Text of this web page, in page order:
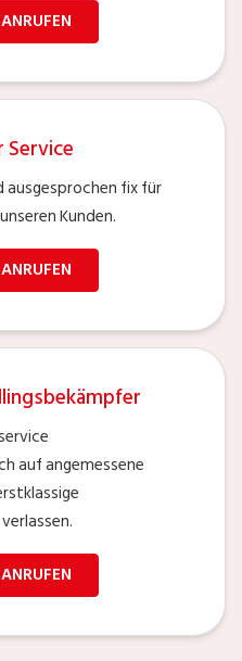
Service
ausgesprochen fix für
Kunden.
auf angemessene